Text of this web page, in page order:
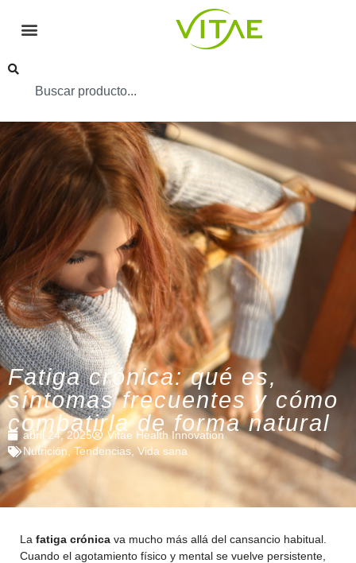
Fatiga crónica: qué es,
síntomas frecuentes y cómo
combatirla de forma natural
abril 24, 2025
Vitae Health Innovation
Nutrición,Tendencias Vida sana
La fatiga crónica va mucho más allá del cansancio habitual.
Cuando el agotamiento físico y mental se vuelve persistente,